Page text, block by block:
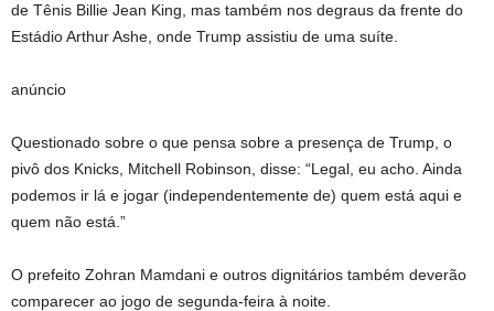
de Tênis Billie Jean King, mas também nos degraus da frente do
Estádio Arthur Ashe, onde Trump assistiu de uma suíte.
anúncio
Questionado sobre o que pensa sobre a presença de Trump, o
pivô dos Knicks, Mitchell Robinson, disse: “Legal, eu acho. Ainda
podemos ir lá e jogar (independentemente de) quem está aqui e
quem não está.”
O prefeito Zohran Mamdani e outros dignitários também deverão
comparecer ao jogo de segunda-feira à noite.